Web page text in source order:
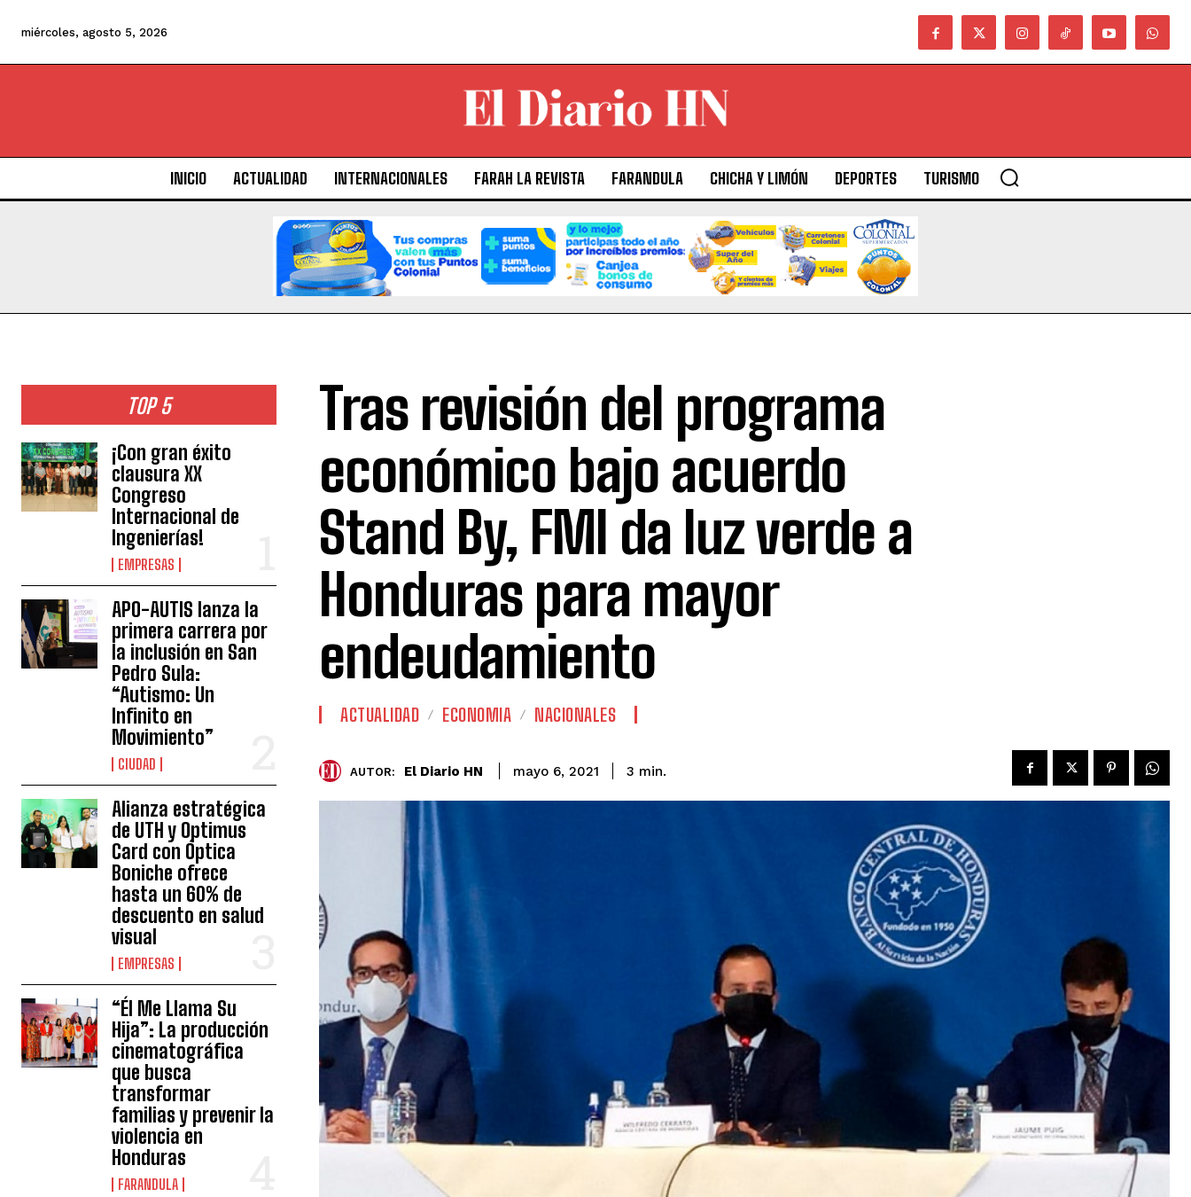
miércoles, agosto 5, 2026
INICIO ACTUALIDAD INTERNACIONALES FARAH LA REVISTA FARANDULA CHICHA Y LIMÓN DEPORTES TURISMO
TOP 5
¡Con gran éxito
clausura XX
Congreso
Internacional de
Ingenierías!
EMPRESAS
APO-AUTIS lanza la
primera carrera por
la inclusión en San
Pedro Sula:
“Autismo: Un
Infinito en
Movimiento”
CIUDAD
Alianza estratégica
de UTH y Optimus
Card con Óptica
Boniche ofrece
hasta un 60% de
descuento en salud
visual
EMPRESAS
“Él Me Llama Su
Hija”: La producción
cinematográfica
que busca
transformar
familias y prevenir la
violencia en
Honduras
FARANDULA
Tras revisión del programa
económico bajo acuerdo
Stand By, FMI da luz verde a
Honduras para mayor
endeudamiento
ACTUALIDAD ECONOMIA NACIONALES
AUTOR: El Diario HN mayo 6, 2021 3 min.